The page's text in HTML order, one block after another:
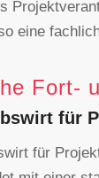
eine
Fort-
für
für